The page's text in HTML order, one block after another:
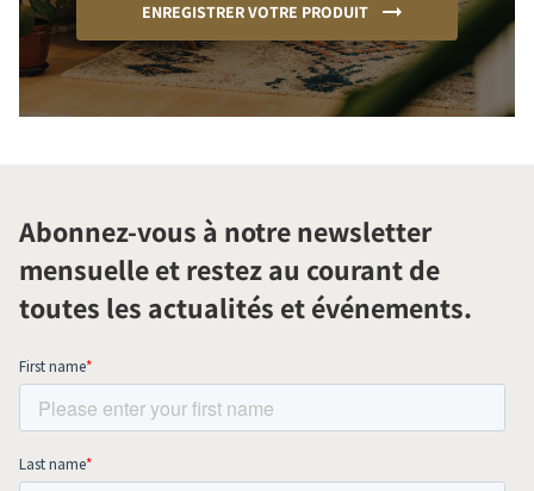
ENREGISTRER VOTRE PRODUIT
Abonnez-vous à notre newsletter
mensuelle et restez au courant de
toutes les actualités et événements.